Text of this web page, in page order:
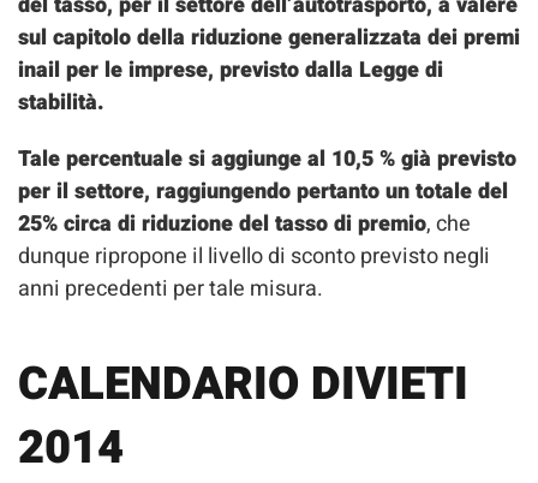
sul capitolo della riduzione generalizzata dei premi
inail per le imprese, previsto dalla Legge di
stabilità.
Tale percentuale si aggiunge al 10,5 % già previsto
per il settore, raggiungendo pertanto un totale del
25% circa di riduzione del tasso di premio, che
dunque ripropone il livello di sconto previsto negli
anni precedenti per tale misura.
CALENDARIO DIVIETI
2014